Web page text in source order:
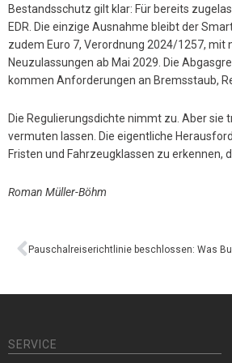
Bestandsschutz gilt klar: Für bereits
EDR. Die einzige Ausnahme bleibt der
zudem Euro 7, Verordnung 2024/1257, mit
Neuzulassungen ab Mai 2029. Die
kommen Anforderungen an Bremsstaub,
Die Regulierungsdichte nimmt zu. Aber
vermuten lassen. Die eigentliche
Fristen und Fahrzeugklassen zu erkennen,
Roman Müller-Böhm
SERVICE